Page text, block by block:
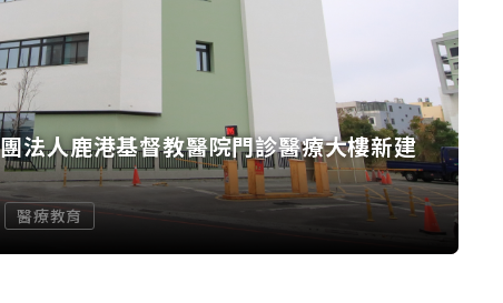
法人鹿港基督教醫院門診醫療大樓新建
醫療教育